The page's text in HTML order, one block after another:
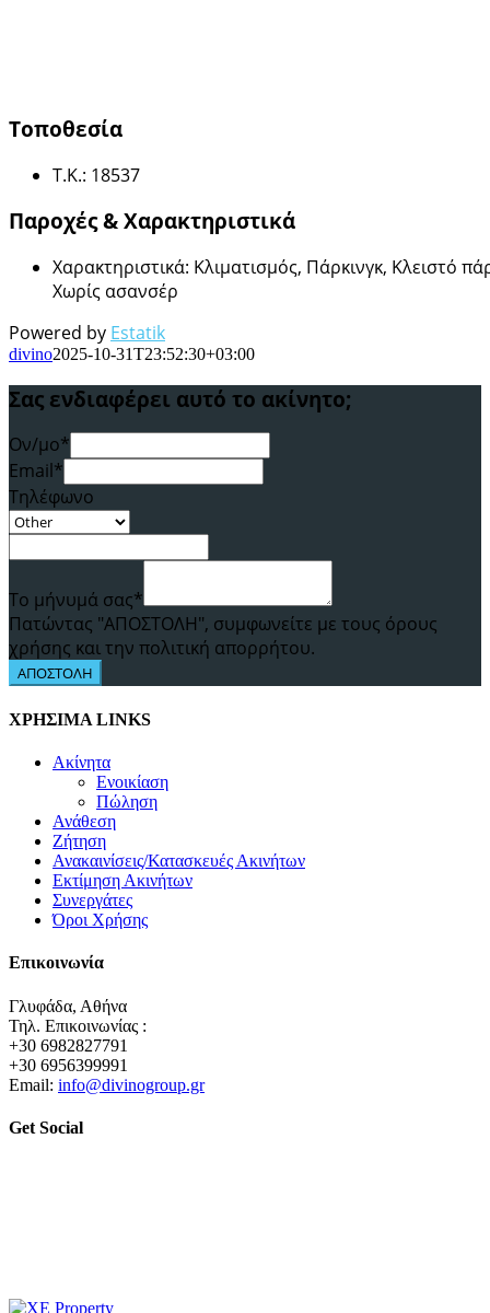
Τοποθεσία
Τ.Κ.: 18537
Παροχές & Χαρακτηριστικά
Χαρακτηριστικά: Κλιματισμός, Πάρκινγκ, Κλειστό
Χωρίς ασανσέρ
Powered by Estatik
divino2025-10-31T23:52:30+03:00
Σας ενδιαφέρει αυτό το ακίνητο;
Ον/μο*
Email*
Τηλέφωνο
Το μήνυμά σας*
Πατώντας "ΑΠΟΣΤΟΛΗ", συμφωνείτε με τους όρους
χρήσης και την πολιτική απορρήτου.
ΑΠΟΣΤΟΛΗ
ΧΡΗΣΙΜΑ LINKS
Ακίνητα
Ενοικίαση
Πώληση
Ανάθεση
Ζήτηση
Ανακαινίσεις/Κατασκευές Ακινήτων
Εκτίμηση Ακινήτων
Συνεργάτες
Όροι Χρήσης
Επικοινωνία
Γλυφάδα, Αθήνα
Τηλ. Επικοινωνίας :
+30 6982827791
+30 6956399991
Email: info@divinogroup.gr
Get Social